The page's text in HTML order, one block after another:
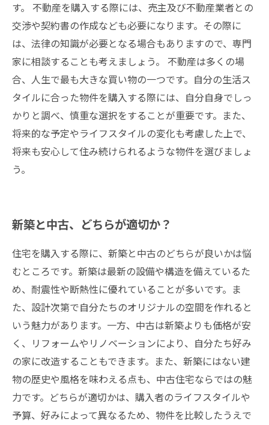
す。 不動産を購入する際には、売主及び不動産業者との
交渉や契約書の作成なども必要になります。その際に
は、法律の知識が必要となる場合もありますので、専門
家に相談することも考えましょう。 不動産は多くの場
合、人生で最も大きな買い物の一つです。自分の生活ス
タイルに合った物件を購入する際には、自分自身でしっ
かりと調べ、慎重な選択をすることが重要です。また、
将来的な予定やライフスタイルの変化も考慮した上で、
将来も安心して住み続けられるような物件を選びましょ
う。
新築と中古、どちらが適切か？
住宅を購入する際に、新築と中古のどちらが良いかは悩
むところです。新築は最新の設備や構造を備えているた
め、耐震性や断熱性に優れていることが多いです。ま
た、設計次第で自分たちのオリジナルの空間を作れると
いう魅力があります。一方、中古は新築よりも価格が安
く、リフォームやリノベーションにより、自分たち好み
の家に改造することもできます。また、新築にはない建
物の歴史や風格を味わえる点も、中古住宅ならではの魅
力です。どちらが適切かは、購入者のライフスタイルや
予算、好みによって異なるため、物件を比較したうえで